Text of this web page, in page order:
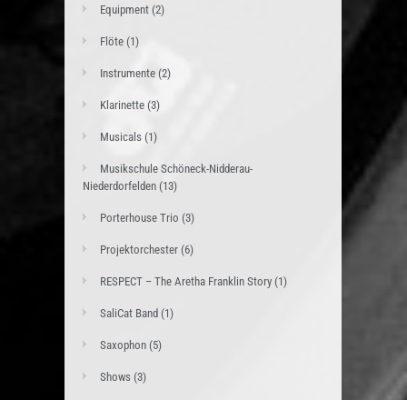
Equipment (2)
Flöte (1)
Instrumente (2)
Klarinette (3)
Musicals (1)
Musikschule Schöneck-Nidderau-
Niederdorfelden (13)
Porterhouse Trio (3)
Projektorchester (6)
RESPECT – The Aretha Franklin Story (1)
SaliCat Band (1)
Saxophon (5)
Shows (3)